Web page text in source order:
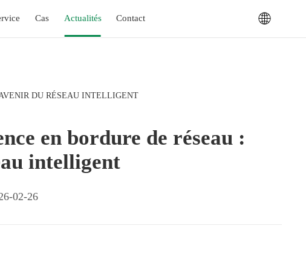
Cas Actualités Contact
DU RÉSEAU INTELLIGENT
en bordure de réseau :
intelligent
02-26